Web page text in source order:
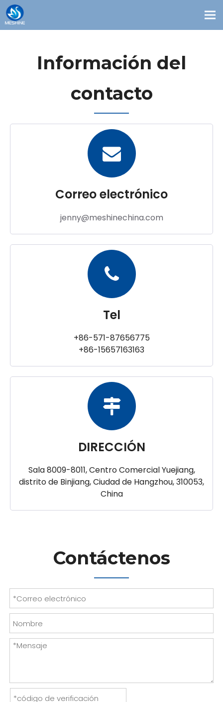
Costumbre
Contacto
Información del
contacto
Correo electrónico
jenny@meshinechina.com
Tel
+86-571-87656775
+86-15657163163
DIRECCIÓN
Sala 8009-8011, Centro Comercial Yuejiang,
distrito de Binjiang, Ciudad de Hangzhou, 310053,
China
Contáctenos